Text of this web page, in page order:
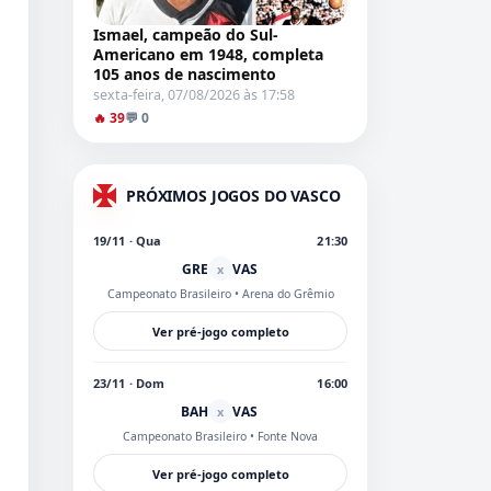
Ismael, campeão do Sul-
Americano em 1948, completa
105 anos de nascimento
sexta-feira, 07/08/2026 às 17:58
🔥 39💬 0
PRÓXIMOS JOGOS DO VASCO
19/11 · Qua 21:30
GRE x VAS
Campeonato Brasileiro • Arena do Grêmio
Ver pré-jogo completo
23/11 · Dom 16:00
BAH x VAS
Campeonato Brasileiro • Fonte Nova
Ver pré-jogo completo